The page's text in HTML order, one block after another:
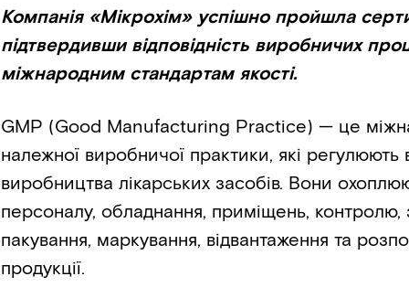
Компанія «Мікрохім» успішно пройшла
підтвердивши відповідність виробничих
міжнародним стандартам якості.
GMP (Good Manufacturing Practice) — це
належної виробничої практики, які регулюють
виробництва лікарських засобів. Вони
персоналу, обладнання, приміщень, контролю,
пакування, маркування, відвантаження та
продукції.